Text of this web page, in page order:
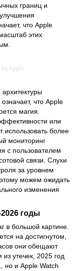
границ и
что Apple
этих
Apple
что Apple
магия.
или
использовать более
мониторинг
с пользователем
связи. Слухи
за уровнем
можем ожидать
изменения
годы
в большой картине.
на достигнутом,
они обещают
утечек, 2025 год
но и Apple Watch